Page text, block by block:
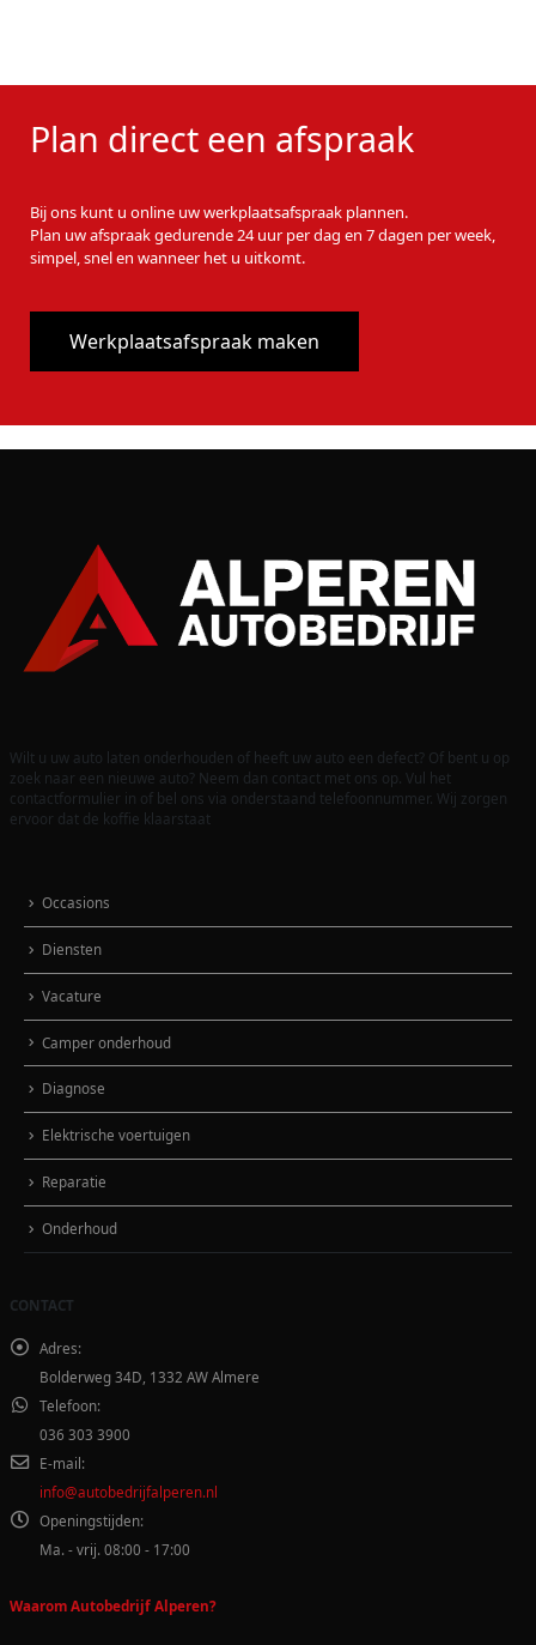
Plan direct een afspraak
Bij ons kunt u online uw werkplaatsafspraak plannen.
Plan uw afspraak gedurende 24 uur per dag en 7 dagen per week,
simpel, snel en wanneer het u uitkomt.
Werkplaatsafspraak maken
Wilt u uw auto laten onderhouden of heeft uw auto een defect? Of bent u op
zoek naar een nieuwe auto? Neem dan contact met ons op. Vul het
contactformulier in of bel ons via onderstaand telefoonnummer. Wij zorgen
ervoor dat de koffie klaarstaat
Occasions
Diensten
Vacature
Camper onderhoud
Diagnose
Elektrische voertuigen
Reparatie
Onderhoud
CONTACT
Adres:
Bolderweg 34D, 1332 AW Almere
Telefoon:
036 303 3900
E-mail:
info@autobedrijfalperen.nl
Openingstijden:
Ma. - vrij. 08:00 - 17:00
Waarom Autobedrijf Alperen?